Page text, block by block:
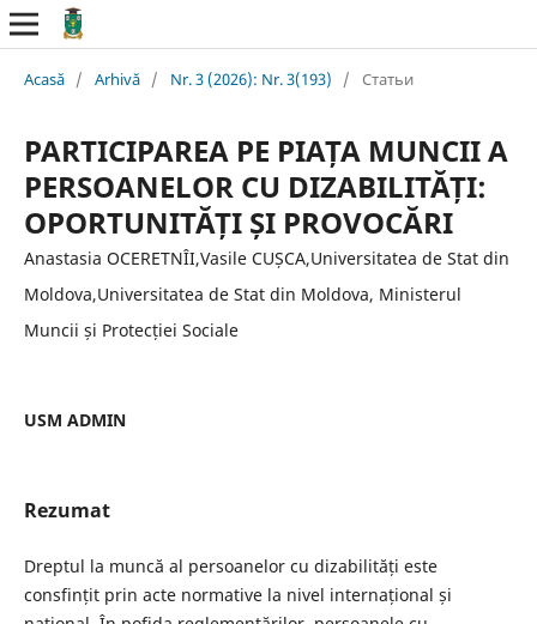
Acasă / Arhivă / Nr. 3 (2026): Nr. 3(193) / Статьи
PARTICIPAREA PE PIAȚA MUNCII A
PERSOANELOR CU DIZABILITĂȚI:
OPORTUNITĂȚI ȘI PROVOCĂRI
Anastasia OCERETNÎI,Vasile CUȘCA,Universitatea de Stat din
Moldova,Universitatea de Stat din Moldova, Ministerul
Muncii și Protecției Sociale
USM ADMIN
Rezumat
Dreptul la muncă al persoanelor cu dizabilități este
consfințit prin acte normative la nivel internațional și